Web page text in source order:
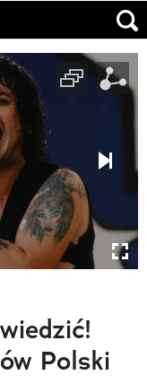
Polski